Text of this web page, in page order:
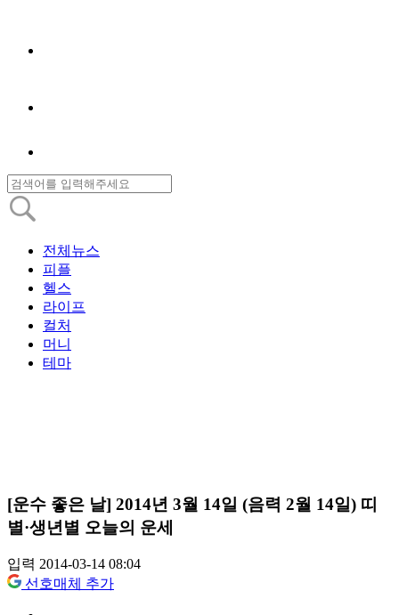
전체뉴스
피플
헬스
라이프
컬처
머니
테마
[운수 좋은 날] 2014년 3월 14일 (음력 2월 14일) 띠
별·생년별 오늘의 운세
입력 2014-03-14 08:04
선호매체 추가